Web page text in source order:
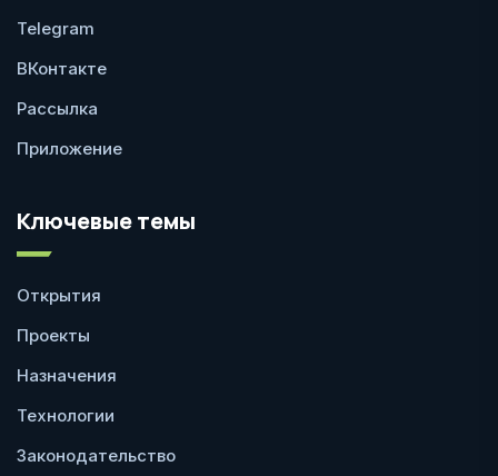
Telegram
ВКонтакте
Рассылка
Приложение
Ключевые темы
Открытия
Проекты
Назначения
Технологии
Законодательство